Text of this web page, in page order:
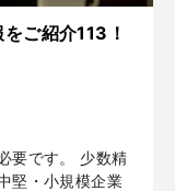
ご紹介113！
要です。 少数精
堅・小規模企業